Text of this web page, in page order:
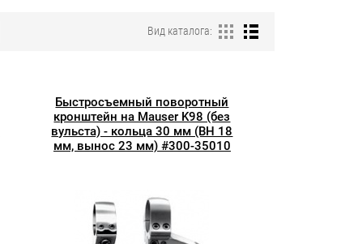
Вид каталога:
Быстросъемный поворотный
кронштейн на Mauser K98 (без
вульста) - кольца 30 мм (BH 18
мм, вынос 23 мм) #300-35010